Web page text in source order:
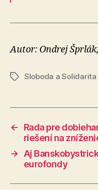
Autor: Ondrej
ZnačkySloboda a Solidarita
←
Rada pre
riešení na
→
Aj
eurofondy